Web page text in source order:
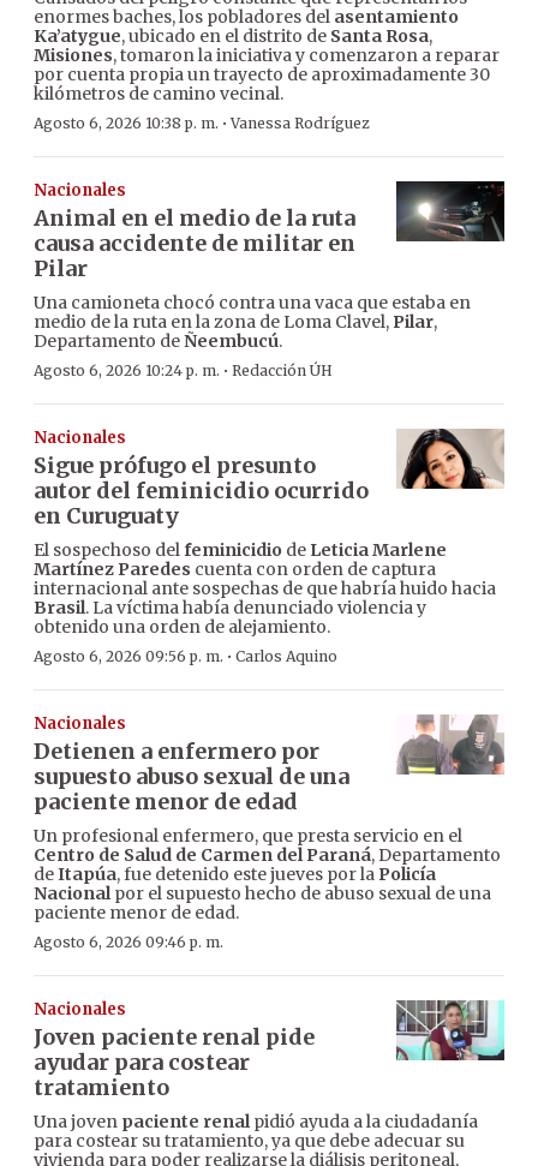
enormes baches, los pobladores del asentamiento
Ka’atygue, ubicado en el distrito de Santa Rosa,
Misiones, tomaron la iniciativa y comenzaron a reparar
por cuenta propia un trayecto de aproximadamente 30
kilómetros de camino vecinal.
Agosto 6, 2026 10:38 p. m. ·Vanessa Rodríguez
Nacionales
Animal en el medio de la ruta
causa accidente de militar en
Pilar
Una camioneta chocó contra una vaca que estaba en
medio de la ruta en la zona de Loma Clavel, Pilar,
Departamento deÑeembucú.
Agosto 6, 2026 10:24 p. m. · Redacción ÚH
Nacionales
Sigue prófugo el presunto
autor del feminicidio ocurrido
en Curuguaty
El sospechoso delfeminicidio de Leticia Marlene
Martínez Paredes cuenta con orden de captura
internacional ante sospechas de que habría huido hacia
Brasil. La víctima había denunciado violencia y
obtenido una orden de alejamiento.
Agosto 6, 2026 09:56 p. m. · Carlos Aquino
Nacionales
Detienen a enfermero por
supuesto abuso sexual de una
paciente menor de edad
Un profesional enfermero, que presta servicio en el
Centro de Salud de Carmen del Paraná, Departamento
deItapúa, fue detenido este jueves por la Policía
Nacionalpor el supuesto hecho de abuso sexual de una
paciente menor de edad.
Agosto 6, 2026 09:46 p. m.
Nacionales
Joven paciente renal pide
ayudar para costear
tratamiento
Una joven paciente renalpidió ayuda a la ciudadanía
para costear su tratamiento, ya que debe adecuar su
vivienda para poder realizarse la diálisis peritoneal,